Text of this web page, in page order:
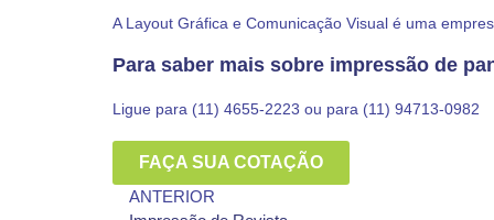
A Layout Gráfica e Comunicação Visual é uma
Para saber mais sobre impressão de
Ligue para (11) 4655-2223 ou para (11) 94713-0982
FAÇA SUA COTAÇÃO
ANTERIOR